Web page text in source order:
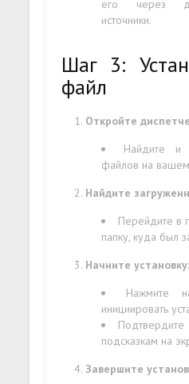
его через
источники.
Шаг 3:
файл
Откройте
Найдите и
файлов на вашем
Найдите
Перейдите в
папку, куда был
Начните установку:
Нажмите
инициировать
Подтвердите
подсказкам на
Завершите